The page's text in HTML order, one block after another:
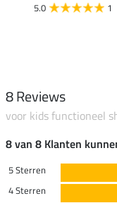
5.0 1
8 Reviews
voor kids functioneel
8 van 8 Klanten
5 Sterren
4 Sterren